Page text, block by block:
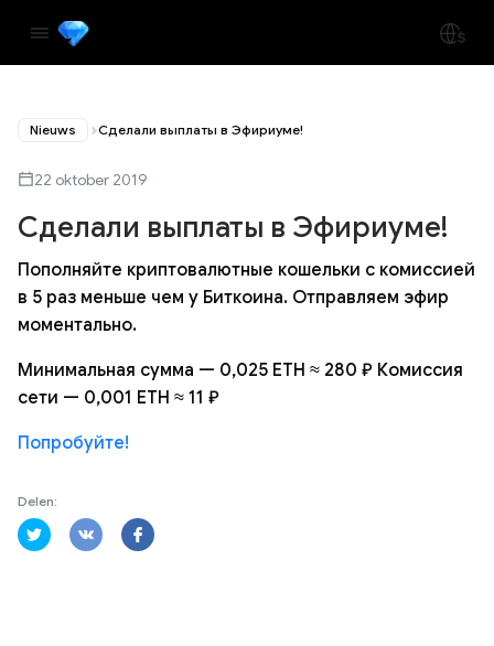
Nieuws Сделали выплаты в Эфириуме!
22 oktober 2019
Сделали выплаты в Эфириуме!
Пополняйте криптовалютные кошельки с комиссией
в 5 раз меньше чем у Биткоина. Отправляем эфир
моментально.
Минимальная сумма — 0,025 ETH ≈ 280 ₽ Комиссия
сети — 0,001 ETH ≈ 11 ₽
Попробуйте!
Delen: